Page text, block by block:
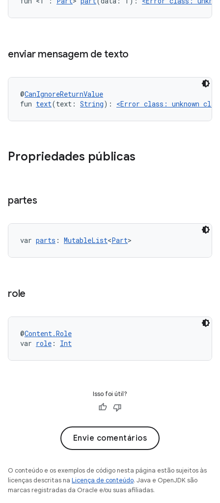
enviar mensagem de texto
@CanIgnoreReturnValue
fun text(text: String): <Error class: unknown
Propriedades públicas
partes
var parts : MutableList<Part>
role
@Content.Role
var role : Int
Isso foi útil?
Envie comentários
O conteúdo e os exemplos de código nesta página estão sujeitos às
licenças descritas na Licença de conteúdo. Java e OpenJDK são
marcas registradas da Oracle e/ou suas afiliadas.